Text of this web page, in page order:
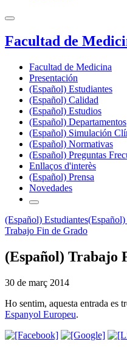
Facultad de
Facultad de Medicina
Presentación
(Español) Estudiantes
(Español) Calidad
(Español) Estudios
(Español) Departamentos
(Español) Simulación
(Español) Normativas
(Español) Preguntas
Enllaços d'interès
(Español) Prensa
Novedades
(Español) Estudiantes(Español)
Trabajo Fin de Grado
(Español) Trabajo
30 de març 2014
Ho sentim, aquesta entrada es
Espanyol Europeu.